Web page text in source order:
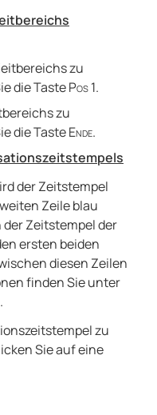
zu
die TastePos 1.
zu
die TasteEnde.
der Zeitstempel
Zeile blau
Zeitstempel der
ersten beiden
diesen Zeilen
finden Sie unter
.
zu
Sie auf eine